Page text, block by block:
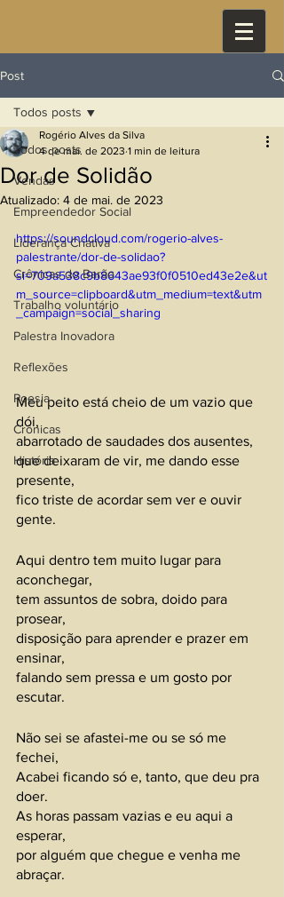
Post
Todos posts
Vendas
Empreendedor Social
Liderança Criativa
Crônicas do Barão
Trabalho voluntário
Palestra Inovadora
Reflexões
Poesia
Crônicas
História
Todos posts
Dor de Solidão
Rogério Alves da Silva
4 de mai. de 2023 1 min de leitura
Atualizado: 4 de mai. de 2023
https://soundcloud.com/rogerio-alves-
palestrante/dor-de-solidao?
si=709a538c9b8643ae93f0f0510ed43e2e&ut
m_source=clipboard&utm_medium=text&utm
_campaign=social_sharing
Meu peito está cheio de um vazio que
dói,
abarrotado de saudades dos ausentes,
que deixaram de vir, me dando esse
presente,
fico triste de acordar sem ver e ouvir
gente.
Aqui dentro tem muito lugar para
aconchegar,
tem assuntos de sobra, doido para
prosear,
disposição para aprender e prazer em
ensinar,
falando sem pressa e um gosto por
escutar.
Não sei se afastei-me ou se só me
fechei,
Acabei ficando só e, tanto, que deu pra
doer.
As horas passam vazias e eu aqui a
esperar,
por alguém que chegue e venha me
abraçar.